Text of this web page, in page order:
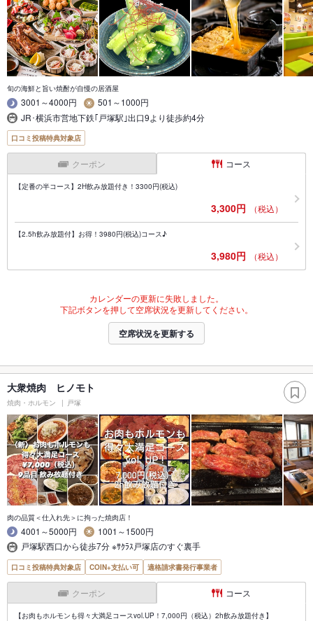
旬の海鮮と旨い焼酎が自慢の居酒屋
3001～4000円
501～1000円
JR･横浜市営地下鉄｢戸塚駅｣出口9より徒歩約4分
口コミ投稿特典対象店
クーポン コース
【定番の半コース】2H飲み放題付き！3300円(税込)
3,300円 （税込）
【2.5h飲み放題付】お得！3980円(税込)コース♪
3,980円 （税込）
カレンダーの更新に失敗しました。
下記ボタンを押して空席状況を更新してください。
空席状況を更新する
大衆焼肉 ヒノモト
焼肉・ホルモン 戸塚
肉の品質＜仕入れ先＞に拘った焼肉店！
4001～5000円
1001～1500円
戸塚駅西口から徒歩7分 ※ｻｸﾗｽ戸塚店のすぐ裏手
口コミ投稿特典対象店 COIN+支払い可 適格請求書発行事業者
クーポン コース
【お肉もホルモンも得々大満足コースvol.UP！7,000円（税込）2h飲み放題付き】